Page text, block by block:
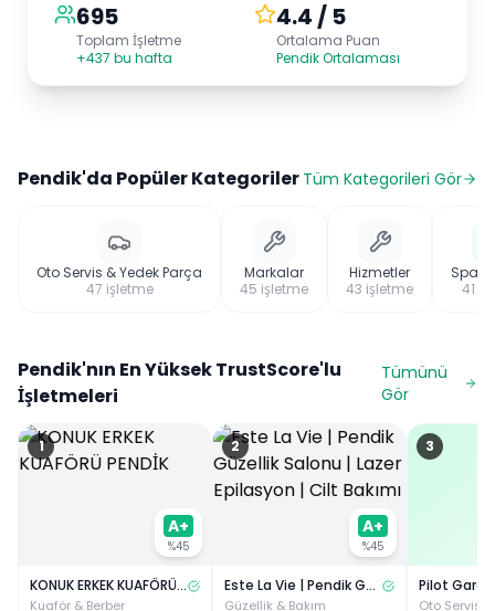
695
Toplam İşletme
+437 bu hafta
4.4 / 5
Ortalama Puan
Pendik Ortalaması
Pendik'da Popüler Kategoriler Tüm Kategorileri Gör
Oto Servis & Yedek Parça
47 işletme
Markalar
45 işletme
Hizmetler
43 işletme
Spa
41
Pendik'nın En Yüksek TrustScore'lu
İşletmeleri
Tümünü
Gör
1
A+
%45
KONUK ERKEK KUAFÖRÜ PENDİK
Kuaför & Berber
2
A+
%45
Este La Vie | Pendik Güzellik Salonu | Lazer Epilasyon | Cilt Bakımı
Güzellik & Bakım
3
Oto Servis